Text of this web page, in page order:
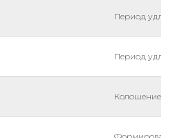
Период
Период
Колошение